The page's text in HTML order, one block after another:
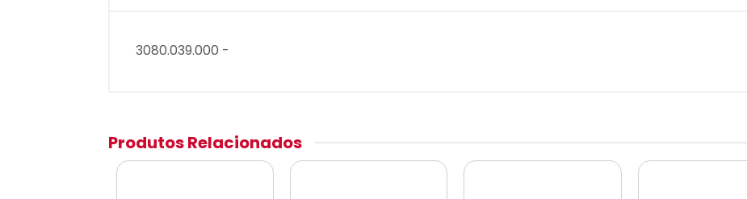
3080.039.000 -
Produtos Relacionados